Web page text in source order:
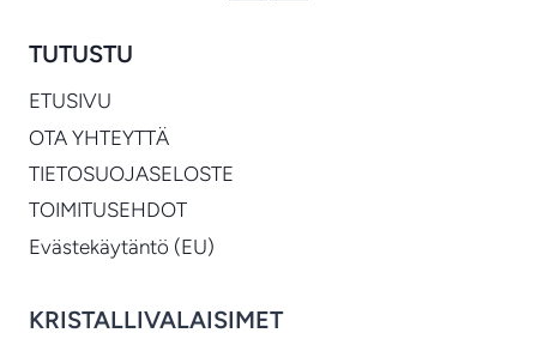
TUTUSTU
ETUSIVU
OTA YHTEYTTÄ
TIETOSUOJASELOSTE
TOIMITUSEHDOT
Evästekäytäntö (EU)
KRISTALLIVALAISIMET